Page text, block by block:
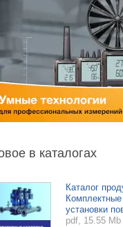
в каталогах
Каталог
установки
pdf, 15.55 Mb